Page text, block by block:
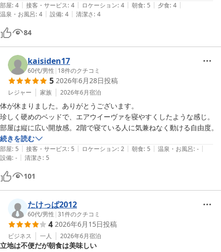
部屋: 4 | 接客・サービス: 4 | ロケーション: 4 | 朝食: 5 | 夕食: 4 |
温泉・お風呂: 4 | 設備: 4 | 清潔さ: 4
84
kaisiden17
60代/男性 | 18件のクチコミ
5 2026年6月28日投稿
レジャー 家族 2026年6月宿泊
体が休まりました。ありがとうございます。
珍しく硬めのベッドで、エアウイーヴァを寝やすくしたような感じ。
部屋は縦に広い開放感。2階で寝ている人に気兼ねなく動ける自由度。
続きを読む
部屋: 5 | 接客・サービス: 5 | ロケーション: 2 | 朝食: 5 | 温泉・お風呂: - |
設備: - | 清潔さ: 5
101
たけっぱ2012
60代/男性 |31件のクチコミ
4 2026年6月15日投稿
ビジネス 一人 2026年6月宿泊
立地は不便だが朝食は美味しい